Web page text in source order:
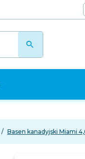
Basen kanadyjski Miami